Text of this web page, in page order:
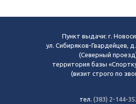
Пункт выдачи: г.
ул. Сибиряков-Гвардейцев,
(Северный
территория базы
(визит строго по
тел. (383) 2-144-